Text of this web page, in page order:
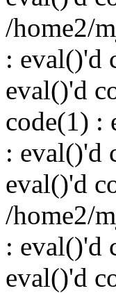
/home2/
: eval()'d
eval()'d
code(1) :
: eval()'d
eval()'d
/home2/
: eval()'d
eval()'d